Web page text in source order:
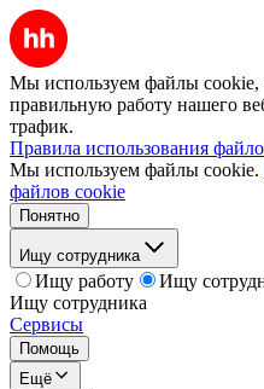
Мы используем файлы cookie,
правильную работу нашего
трафик.
Правила использования
Мы используем файлы cookie.
файлов cookie
Понятно
Ищу сотрудника
Ищу работу
Ищу
Ищу сотрудника
Сервисы
Помощь
Ещё